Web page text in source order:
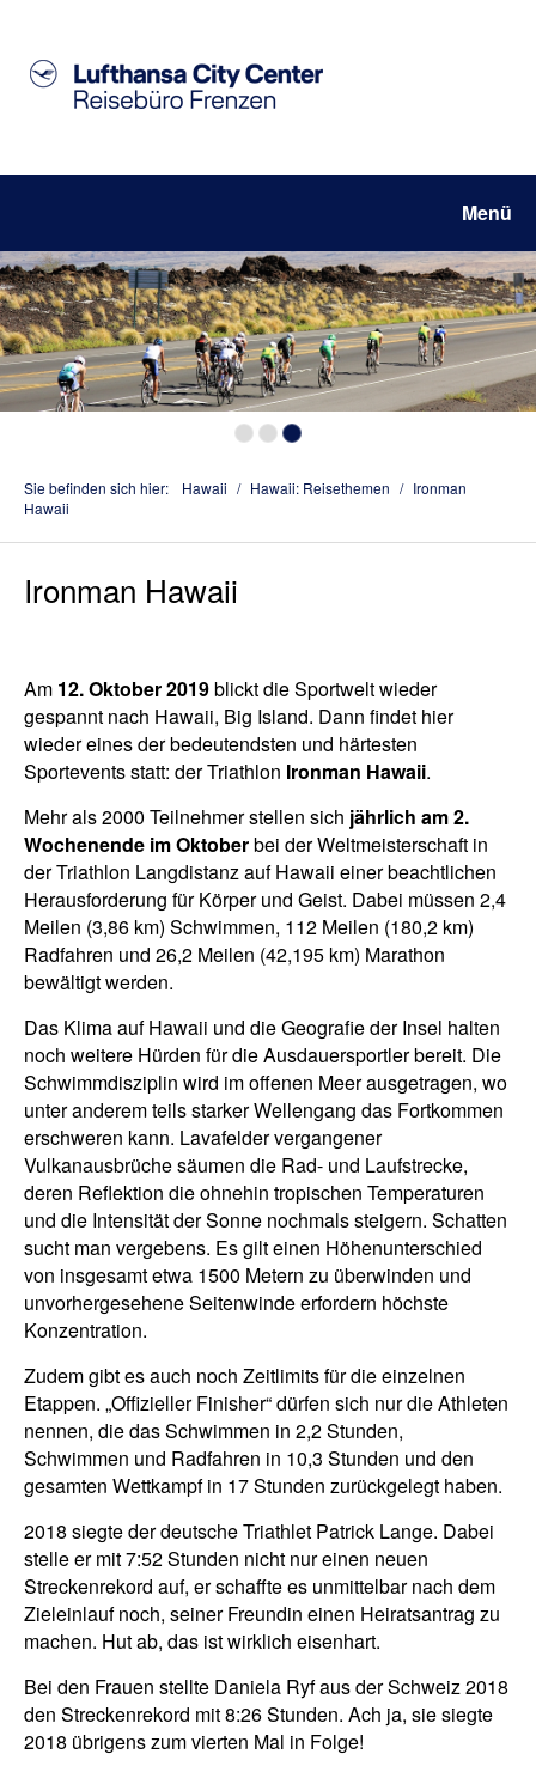
Menü
Sie befinden sich hier: Hawaii / Hawaii: Reisethemen / Ironman
Hawaii
Ironman Hawaii
Am 12. Oktober 2019blickt die Sportwelt wieder
gespannt nach Hawaii, Big Island. Dann findet hier
wieder eines der bedeutendsten und härtesten
Sportevents statt: der Triathlon Ironman Hawaii.
Mehr als 2000 Teilnehmer stellen sich jährlich am 2.
Wochenende im Oktoberbei der Weltmeisterschaft in
der Triathlon Langdistanz auf Hawaii einer beachtlichen
Herausforderung für Körper und Geist. Dabei müssen 2,4
Meilen (3,86 km) Schwimmen, 112 Meilen (180,2 km)
Radfahren und 26,2 Meilen (42,195 km) Marathon
bewältigt werden.
Das Klima auf Hawaii und die Geografie der Insel halten
noch weitere Hürden für die Ausdauersportler bereit. Die
Schwimmdisziplin wird im offenen Meer ausgetragen, wo
unter anderem teils starker Wellengang das Fortkommen
erschweren kann. Lavafelder vergangener
Vulkanausbrüche säumen die Rad- und Laufstrecke,
deren Reflektion die ohnehin tropischen Temperaturen
und die Intensität der Sonne nochmals steigern. Schatten
sucht man vergebens. Es gilt einen Höhenunterschied
von insgesamt etwa 1500 Metern zu überwinden und
unvorhergesehene Seitenwinde erfordern höchste
Konzentration.
Zudem gibt es auch noch Zeitlimits für die einzelnen
Etappen. „Offizieller Finisher“ dürfen sich nur die Athleten
nennen, die das Schwimmen in 2,2 Stunden,
Schwimmen und Radfahren in 10,3 Stunden und den
gesamten Wettkampf in 17 Stunden zurückgelegt haben.
2018 siegte der deutsche Triathlet Patrick Lange. Dabei
stelle er mit 7:52 Stunden nicht nur einen neuen
Streckenrekord auf, er schaffte es unmittelbar nach dem
Zieleinlauf noch, seiner Freundin einen Heiratsantrag zu
machen. Hut ab, das ist wirklich eisenhart.
Bei den Frauen stellte Daniela Ryf aus der Schweiz 2018
den Streckenrekord mit 8:26 Stunden. Ach ja, sie siegte
2018 übrigens zum vierten Mal in Folge!